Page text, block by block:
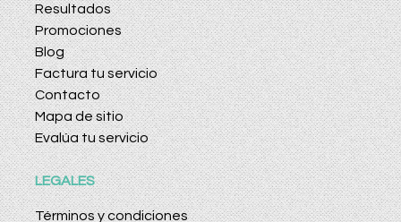
Resultados
Promociones
Blog
Factura tu servicio
Contacto
Mapa de sitio
Evalúa tu servicio
LEGALES
Términos y condiciones